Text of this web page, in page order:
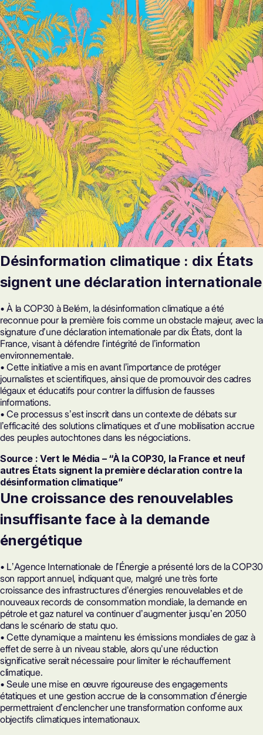
Désinformation climatique : dix États
signent une déclaration internationale
• À la COP30 à Belém, la désinformation climatique a été
reconnue pour la première fois comme un obstacle majeur, avec la
signature dʼune déclaration internationale par dix États, dont la
France, visant à défendre lʼintégrité de lʼinformation
environnementale.
• Cette initiative a mis en avant lʼimportance de protéger
journalistes et scientifiques, ainsi que de promouvoir des cadres
légaux et éducatifs pour contrer la diffusion de fausses
informations.
• Ce processus sʼest inscrit dans un contexte de débats sur
lʼefficacité des solutions climatiques et dʼune mobilisation accrue
des peuples autochtones dans les négociations.
Source : Vert le Média – “À la COP30, la France et neuf
autres États signent la première déclaration contre la
désinformation climatique”
Une croissance des renouvelables
insuffisante face à la demande
énergétique
• LʼAgence Internationale de lʼÉnergie a présenté lors de la COP30
son rapport annuel, indiquant que, malgré une très forte
croissance des infrastructures dʼénergies renouvelables et de
nouveaux records de consommation mondiale, la demande en
pétrole et gaz naturel va continuer dʼaugmenter jusquʼen 2050
dans le scénario de statu quo.
• Cette dynamique a maintenu les émissions mondiales de gaz à
effet de serre à un niveau stable, alors quʼune réduction
significative serait nécessaire pour limiter le réchauffement
climatique.
• Seule une mise en œuvre rigoureuse des engagements
étatiques et une gestion accrue de la consommation dʼénergie
permettraient dʼenclencher une transformation conforme aux
objectifs climatiques internationaux.